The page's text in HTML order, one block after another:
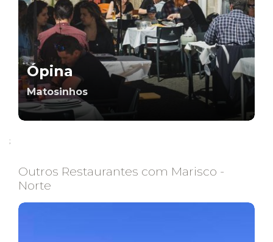
Ópina
Matosinhos
;
Outros Restaurantes com Marisco -
Norte